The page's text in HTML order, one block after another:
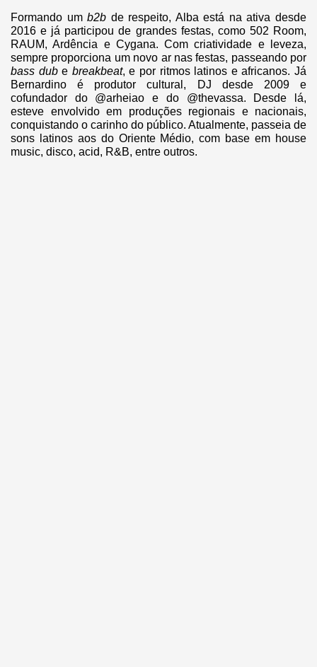
Formando umb2b de respeito, Alba está na ativa desde
2016 e já participou de grandes festas, como 502 Room,
RAUM, Ardência e Cygana. Com criatividade e leveza,
sempre proporciona um novo ar nas festas, passeando por
bass dube breakbeat, e por ritmos latinos e africanos. Já
Bernardino é produtor cultural, DJ desde 2009 e
cofundador do @arheiao e do @thevassa. Desde lá,
esteve envolvido em produções regionais e nacionais,
conquistando o carinho do público. Atualmente, passeia de
sons latinos aos do Oriente Médio, com base em house
music, disco, acid, R&B, entre outros.